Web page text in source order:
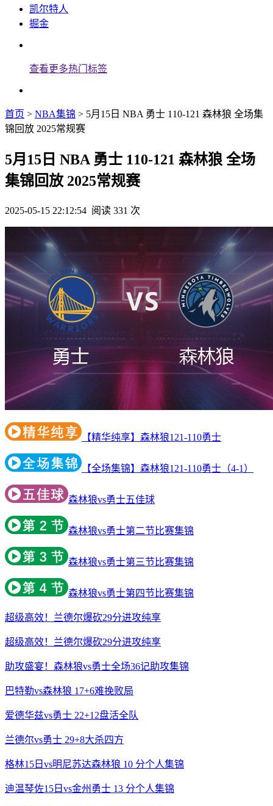
凯尔特人
掘金
查看更多热门标签
首页 > NBA集锦 > 5月15日 NBA 勇士 110-121 森林狼 全场集
锦回放 2025常规赛
5月15日 NBA 勇士 110-121 森林狼 全场
集锦回放 2025常规赛
2025-05-15 22:12:54 阅读 331 次
【精华纯享】森林狼121-110勇士
【全场集锦】森林狼121-110勇士（4-1）
森林狼vs勇士五佳球
森林狼vs勇士第二节比赛集锦
森林狼vs勇士第三节比赛集锦
森林狼vs勇士第四节比赛集锦
超级高效！兰德尔爆砍29分进攻纯享
超级高效！兰德尔爆砍29分进攻纯享
助攻盛宴！森林狼vs勇士全场36记助攻集锦
巴特勒vs森林狼 17+6难挽败局
爱德华兹vs勇士 22+12盘活全队
兰德尔vs勇士 29+8大杀四方
格林15日vs明尼苏达森林狼 10 分个人集锦
迪温琴佐15日vs金州勇士 13 分个人集锦